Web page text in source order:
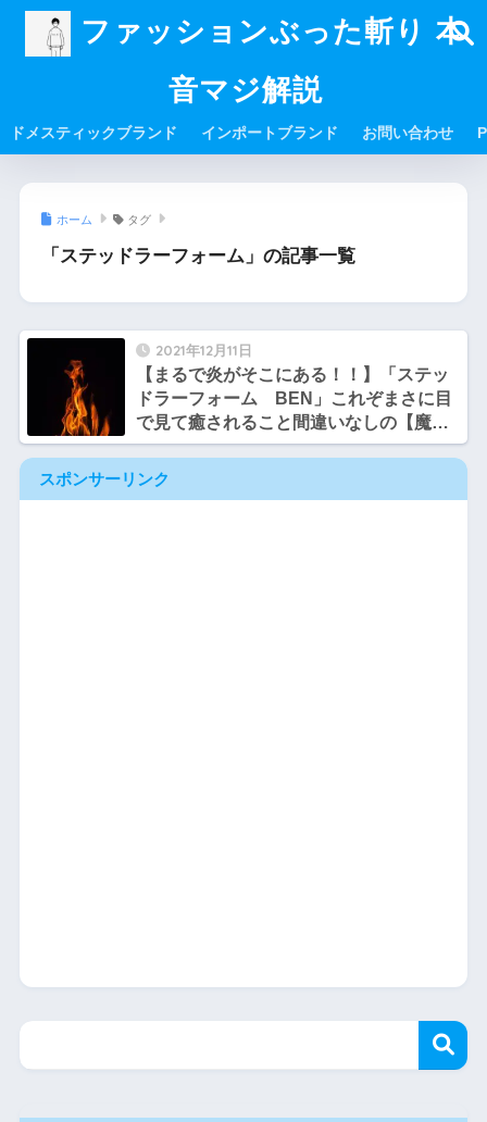
ファッションぶった斬り 本
音マジ解説
ドメスティックブランド インポートブランド お問い合わせ
ホーム タグ
「ステッドラーフォーム」の記事一覧
2021年12月11日
【まるで炎がそこにある！！】「ステッ
ドラーフォーム BEN」これぞまさに目
で見て癒されること間違いなしの【魔法
の加湿器】
スポンサーリンク